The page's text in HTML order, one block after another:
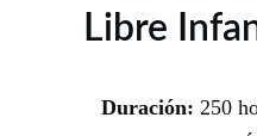
Libre
Duración: 250